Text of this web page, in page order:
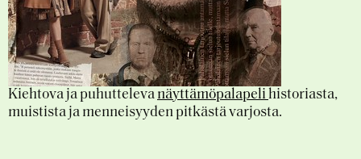
Kiehtova ja puhutteleva näyttämöpalapelihistoriasta,
muistista ja menneisyyden pitkästä varjosta.